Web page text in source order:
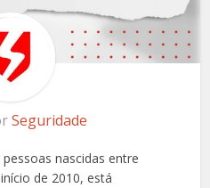
Seguridade
nascidas entre
de 2010, está